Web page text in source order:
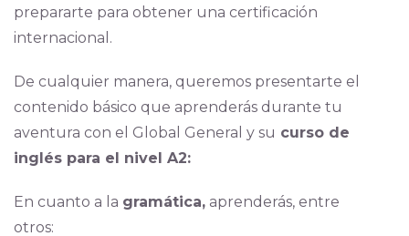
prepararte para obtener una certificación
internacional.
De cualquier manera, queremos presentarte el
contenido básico que aprenderás durante tu
aventura con el Global General y su curso de
inglés para el nivel A2:
En cuanto a la gramática,aprenderás, entre
otros: